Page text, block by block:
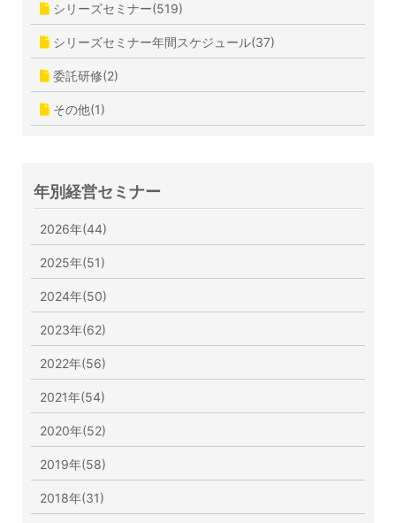
シリーズセミナー(519)
シリーズセミナー年間スケジュール(37)
委託研修(2)
その他(1)
年別経営セミナー
2026年(44)
2025年(51)
2024年(50)
2023年(62)
2022年(56)
2021年(54)
2020年(52)
2019年(58)
2018年(31)